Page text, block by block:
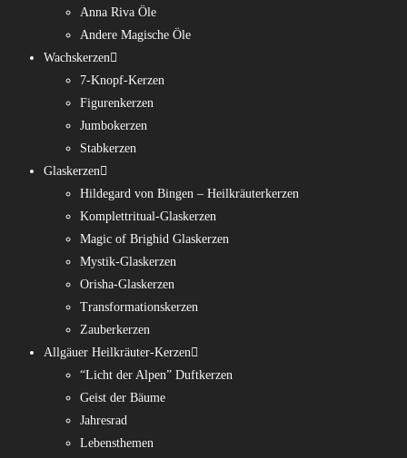
Anna Riva Öle
Andere Magische Öle
Wachskerzen
7-Knopf-Kerzen
Figurenkerzen
Jumbokerzen
Stabkerzen
Glaskerzen
Hildegard von Bingen – Heilkräuterkerzen
Komplettritual-Glaskerzen
Magic of Brighid Glaskerzen
Mystik-Glaskerzen
Orisha-Glaskerzen
Transformationskerzen
Zauberkerzen
Allgäuer Heilkräuter-Kerzen
“Licht der Alpen” Duftkerzen
Geist der Bäume
Jahresrad
Lebensthemen